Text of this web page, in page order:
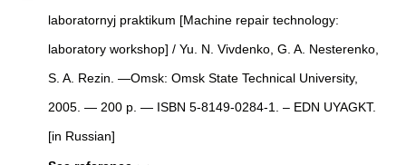
laboratornyj praktikum [Machine repair technology:
laboratory workshop] / Yu. N. Vivdenko, G. A. Nesterenko,
S. A. Rezin. —Omsk: Omsk State Technical University,
2005. — 200 p. — ISBN 5-8149-0284-1. – EDN UYAGKT.
[in Russian]